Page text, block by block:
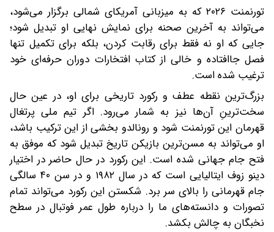
تورنمنت ۲۰۲۶ که به میزبانی آمریکای شمالی برگزار می‌شود،
می‌تواند به آخرین صحنه برای نمایش نهایی او تبدیل شود؛
جایی که او نه فقط برای رقابت کردن، بلکه برای تکمیل تنها
فصل جاافتاده و خالی از کتاب افتخارات دوران حرفه‌ای خود
ترغیب شده است.
بزرگ‌ترین نقطه عطف و رکورد تاریخی برای او، در عین حال
سخت‌ترینِ آن‌ها نیز به شمار می‌رود. اگر تیم ملی پرتغال
قهرمان این تورنمنت شود و رونالدو بخشی از این ترکیب باشد،
او می‌تواند به مسن‌ترین بازیکن تاریخ تبدیل شود که موفق به
فتح جام جهانی شده است. این رکورد در حال حاضر در اختیار
دینو زوف ایتالیایی است که در سال ۱۹۸۲ و در سن ۴۰ سالگی
جام قهرمانی را بالای سر برد. شکستن این رکورد می‌تواند تمام
تصورات و دانسته‌های ما را درباره طول عمر فوتبال در سطح
نخبگان به چالش بکشد.